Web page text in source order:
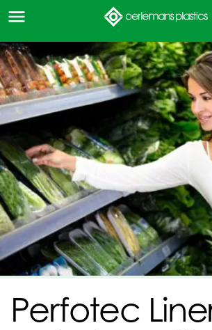
Perfotec